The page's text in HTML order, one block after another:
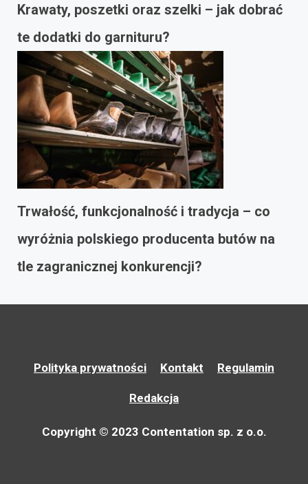
Krawaty, poszetki oraz szelki – jak dobrać
te dodatki do garnituru?
Trwałość, funkcjonalność i tradycja – co
wyróżnia polskiego producenta butów na
tle zagranicznej konkurencji?
Polityka prywatności Kontakt Regulamin
Redakcja
Copyright © 2023 Contentation sp. z o.o.